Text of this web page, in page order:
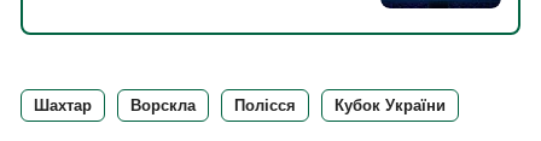
Шахтар Ворскла Полісся Кубок України